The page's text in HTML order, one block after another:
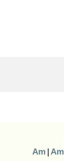
Am | Am